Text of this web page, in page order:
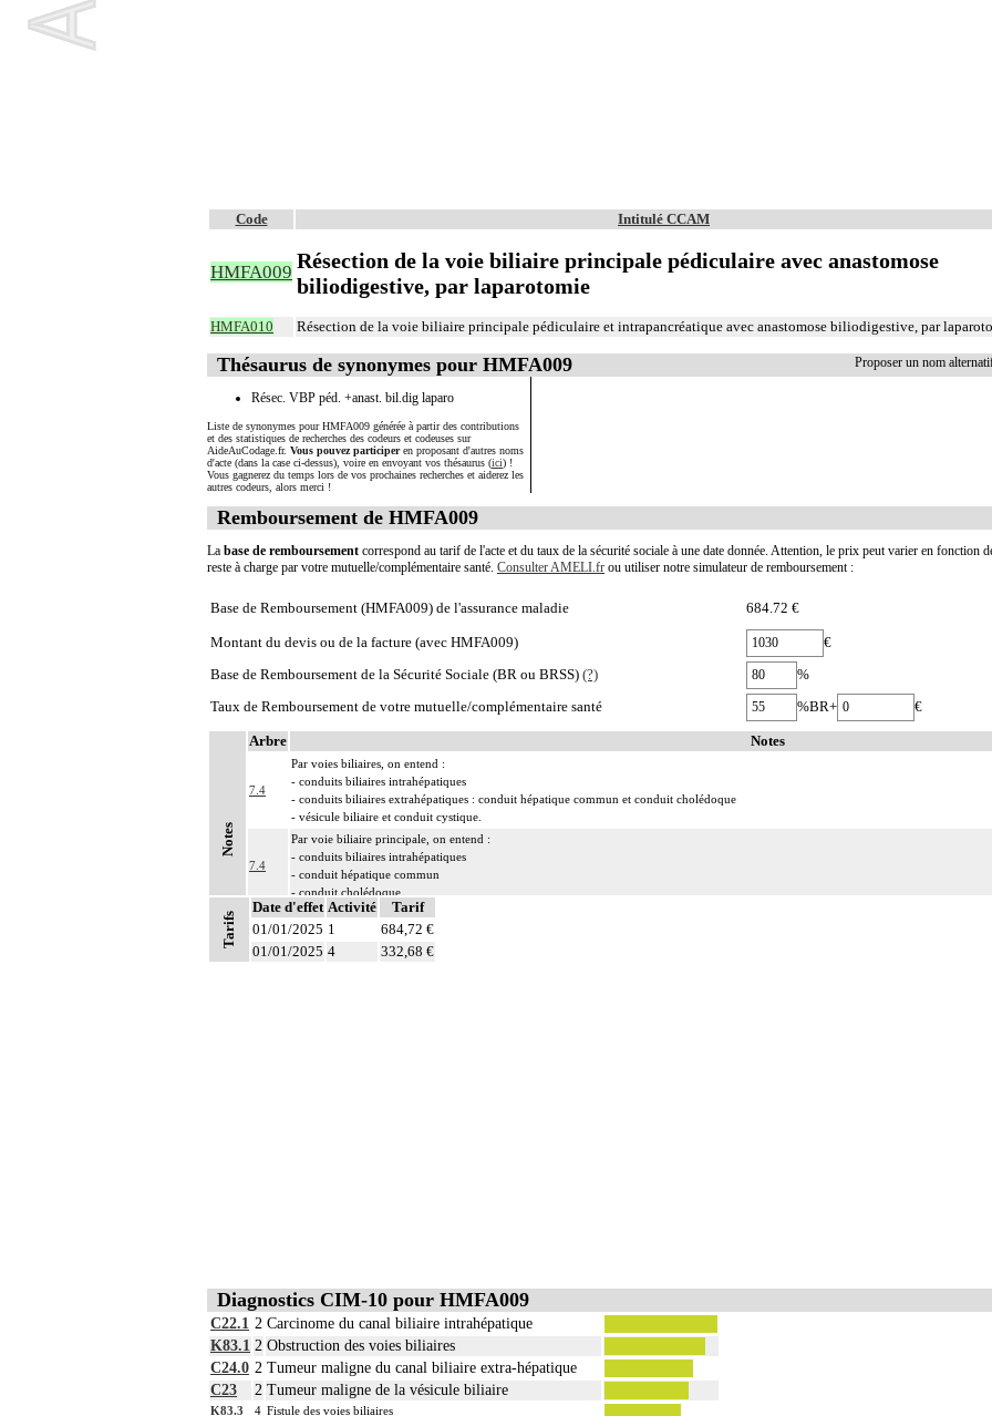
Code Intitulé CCAM
HMFA009 Résection de la voie biliaire principale pédiculaire avec anastomose
biliodigestive, par laparotomie
HMFA010 Résection de la voie biliaire principale pédiculaire et intrapancréatique avec anastomose biliodigestive, par
Proposer un nom
Thésaurus de synonymes pour HMFA009
Résec. VBP péd. +anast. bil.dig laparo
Liste de synonymes pour HMFA009 générée à partir des contributions
et des statistiques de recherches des codeurs et codeuses sur
AideAuCodage.fr. Vous pouvez participeren proposant d'autres noms
d'acte (dans la case ci-dessus), voire en envoyant vos thésaurus (ici) !
Vous gagnerez du temps lors de vos prochaines recherches et aiderez les
autres codeurs, alors merci !
Remboursement de HMFA009
La base de remboursement correspond au tarif de l'acte et du taux de la sécurité sociale à une date donnée. Attention, le prix peut varier en
reste à charge par votre mutuelle/complémentaire santé. Consulter AMELI.fr ou utiliser notre simulateur de remboursement :
Base de Remboursement (HMFA009) de l'assurance maladie 684.72 €
Montant du devis ou de la facture (avec HMFA009)
€
Base de Remboursement de la Sécurité Sociale (BR ou BRSS) (?)
%
Taux de Remboursement de votre mutuelle/complémentaire santé
%BR+ €
Notes
Arbre Notes
7.4
Par voies biliaires, on entend :
- conduits biliaires intrahépatiques
- conduits biliaires extrahépatiques : conduit hépatique commun et conduit cholédoque
- vésicule biliaire et conduit cystique.
7.4
Par voie biliaire principale, on entend :
- conduits biliaires intrahépatiques
- conduit hépatique commun
- conduit cholédoque.
7
Les actes sur la cavité de l'abdomen, par coelioscopie ou par rétropéritonéoscopie incluent l'évacuation de collection intraabdominale
7
Les actes sur la cavité de l'abdomen, par abord direct incluent l'évacuation de collection intraabdominale associée, la toilette péritonéale
Tarifs
Date d'effet Activité
Tarif
01/01/2025 1
684,72 €
01/01/2025 4 332,68 €
Diagnostics CIM-10 pour HMFA009
C22.1 2 Carcinome du canal biliaire intrahépatique
K83.1 2 Obstruction des voies biliaires
C24.0 2 Tumeur maligne du canal biliaire extra-hépatique
C23
2 Tumeur maligne de la vésicule biliaire
K83.3 4 Fistule des voies biliaires